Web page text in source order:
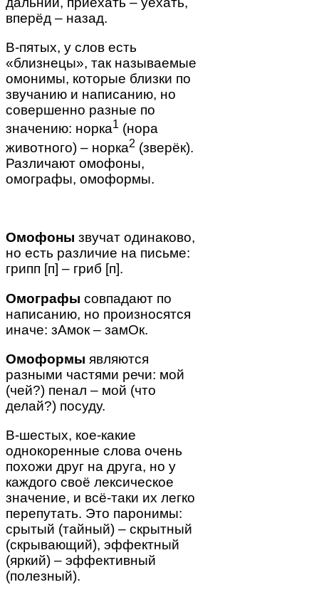
вперёд – назад.
В-пятых, у слов есть
«близнецы», так называемые
омонимы, которые близки по
звучанию и написанию, но
совершенно разные по
значению: норка1 (нора
животного) – норка2 (зверёк).
Различают омофоны,
омографы, омоформы.
Омофоны звучат одинаково,
но есть различие на письме:
грипп [п] – гриб [п].
Омографы совпадают по
написанию, но произносятся
иначе: зАмок – замОк.
Омоформы являются
разными частями речи: мой
(чей?) пенал – мой (что
делай?) посуду.
В-шестых, кое-какие
однокоренные слова очень
похожи друг на друга, но у
каждого своё лексическое
значение, и всё-таки их легко
перепутать. Это паронимы:
срытый (тайный) – скрытный
(скрывающий), эффектный
(яркий) – эффективный
(полезный).